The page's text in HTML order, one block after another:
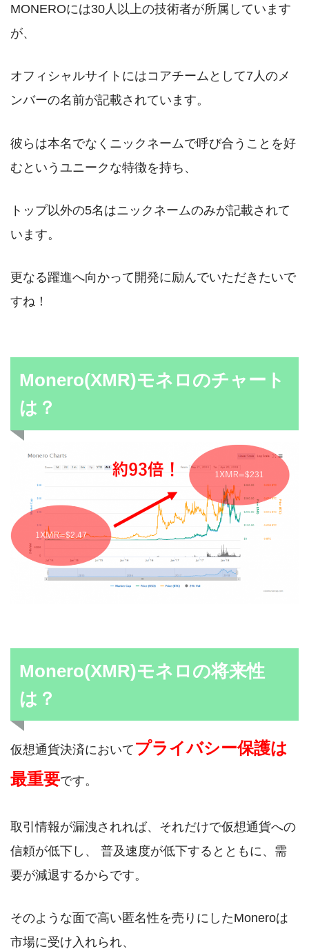
MONEROには30人以上の技術者が所属しています
が、
オフィシャルサイトにはコアチームとして7人のメ
ンバーの名前が記載されています。
彼らは本名でなくニックネームで呼び合うことを好
むというユニークな特徴を持ち、
トップ以外の5名はニックネームのみが記載されて
います。
更なる躍進へ向かって開発に励んでいただきたいで
すね！
Monero(XMR)モネロのチャート
は？
Monero(XMR)モネロの将来性
は？
仮想通貨決済においてプライバシー保護は
最重要です。
取引情報が漏洩されれば、それだけで仮想通貨への
信頼が低下し、 普及速度が低下するとともに、需
要が減退するからです。
そのような面で高い匿名性を売りにしたMoneroは
市場に受け入れられ、